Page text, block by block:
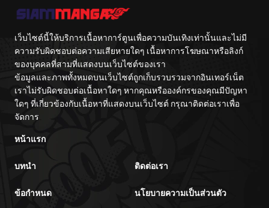
เว็บไซต์นี้ให้บริการเนื้อหาการ์ตูนเพื่อความบันเทิงเท่านั้นและไม่มี
ความรับผิดชอบต่อความเสียหายใดๆ เนื้อหาการโฆษณาหรือลิงก์
ของบุคคลที่สามที่แสดงบนเว็บไซต์ของเรา
ข้อมูลและภาพทั้งหมดบนเว็บไซต์ถูกเก็บรวบรวมจากอินเทอร์เน็ต
เราไม่รับผิดชอบต่อเนื้อหาใดๆ หากคุณหรือองค์กรของคุณมีปัญหา
ใดๆ ที่เกี่ยวข้องกับเนื้อหาที่แสดงบนเว็บไซต์ กรุณาติดต่อเราเพื่อ
จัดการ
หน้าแรก
บทนำ ติดต่อเรา
ข้อกำหนด นโยบายความเป็นส่วนตัว